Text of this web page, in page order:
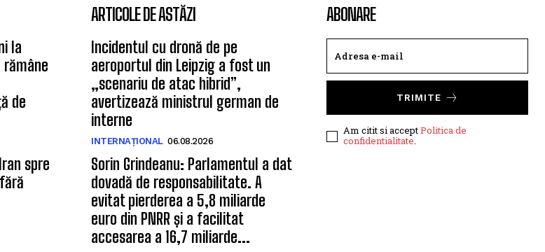
la
de
spre
ARTICOLE DE ASTĂZI
Incidentul cu dronă de pe
aeroportul din Leipzig a fost un
„scenariu de atac hibrid”,
avertizează ministrul german de
interne
INTERNAȚIONAL 06.08.2026
Sorin Grindeanu: Parlamentul a dat
dovadă de responsabilitate. A
evitat pierderea a 5,8 miliarde
euro din PNRR și a facilitat
accesarea a 16,7 miliarde...
ABONARE
TRIMITE
Am citit si acceptPolitica de
confidentialitate.